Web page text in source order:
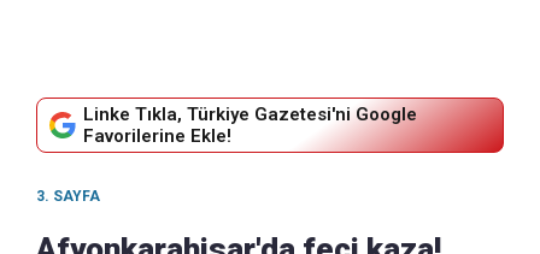
Linke Tıkla, Türkiye Gazetesi'ni Google
Favorilerine Ekle!
3. SAYFA